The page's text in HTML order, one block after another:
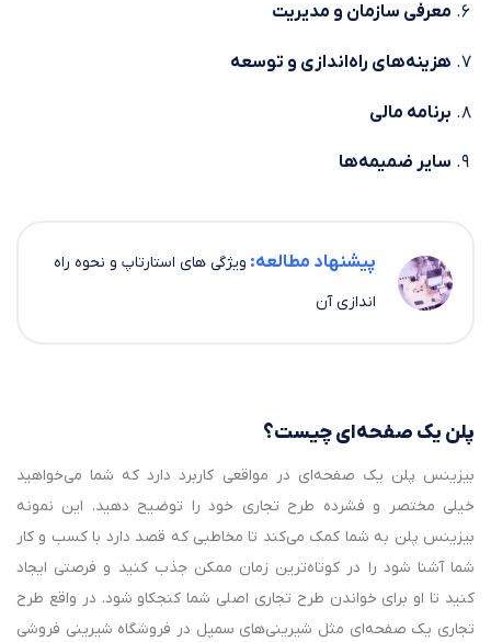
معرفی سازمان و مدیریت
هزینه‌های راه‌اندازی و توسعه
برنامه مالی
سایر ضمیمه‌ها
پیشنهاد مطالعه: ویژگی های استارتاپ و نحوه راه
اندازی آن
پلن یک صفحه‌ای چیست؟
بیزینس پلن یک صفحه‌ای در مواقعی کاربرد دارد که شما می‌خواهید
خیلی مختصر و فشرده طرح تجاری خود را توضیح دهید. این نمونه
بیزینس پلن به شما کمک می‌کند تا مخاطبی که قصد دارد با کسب و کار
شما آشنا شود را در کوتاه‌ترین زمان ممکن جذب کنید و فرصتی ایجاد
کنید تا او برای خواندن طرح تجاری اصلی شما کنجکاو شود. در واقع طرح
تجاری یک صفحه‌ای مثل شیرینی‌های سمپل در فروشگاه شیرینی فروشی